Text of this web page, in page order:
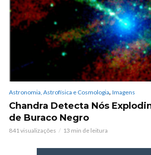
Astronomia, Astrofísica e Cosmologia, Imagens
Chandra Detecta Nós
de Buraco Negro
841 visualizações 13 min de leitura